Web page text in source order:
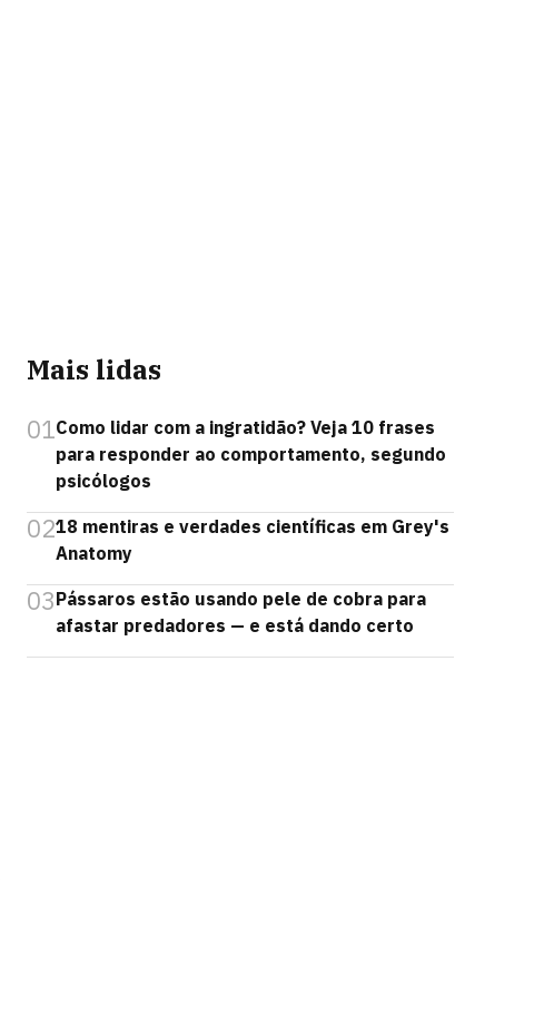
Mais lidas
01Como lidar com a ingratidão? Veja 10 frases
para responder ao comportamento, segundo
psicólogos
0218 mentiras e verdades científicas em Grey's
Anatomy
03Pássaros estão usando pele de cobra para
afastar predadores — e está dando certo